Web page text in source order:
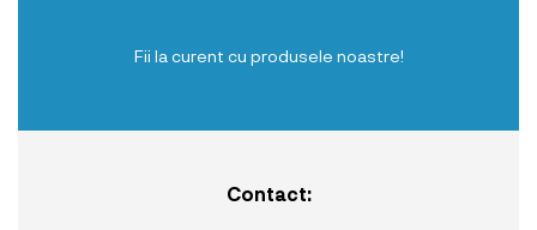
Fii la curent cu produsele noastre!
Contact: